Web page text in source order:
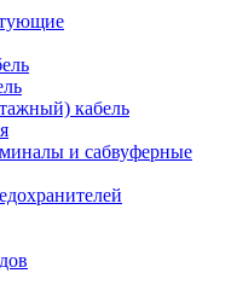
кабель
и сабвуферные